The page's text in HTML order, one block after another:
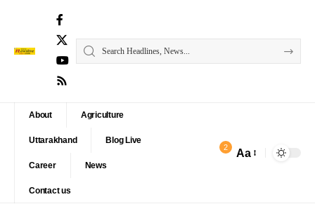
About Agriculture
Uttarakhand Blog Live
Career News
Contact us
2 Aa